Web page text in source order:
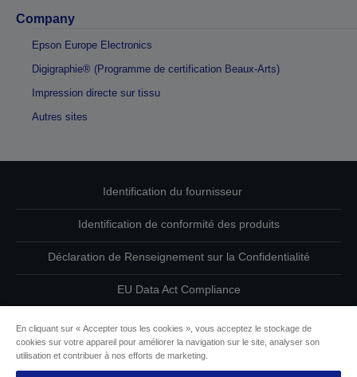
Company
Epson Europe Electronics
Digigraphie® (Programme de certification Beaux-Arts)
Impression directe sur tissu
Autres sites
Identification du fournisseur
Identification de conformité des produits
Déclaration de Renseignement sur la Confidentialité
EU Data Act Compliance
Informations sur les cookies
En cliquant sur « Accepter tous les cookies », vous acceptez le stockage de
cookies sur votre appareil pour améliorer la navigation sur le site, analyser son
utilisation et contribuer à nos efforts de marketing.